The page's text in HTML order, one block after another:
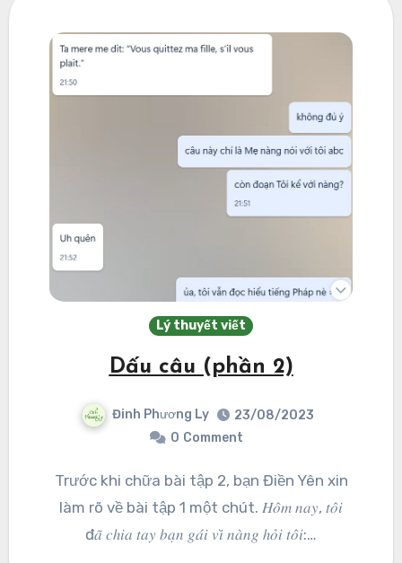
Lý thuyết viết
Dấu câu (phần 2)
Đinh Phương Ly
23/08/2023
0 Comment
Trước khi chữa bài tập 2, bạn Điền Yên xin
làm rõ về bài tập 1 một chút. 𝐻𝑜̂𝑚 𝑛𝑎𝑦, 𝑡𝑜̂𝑖
đ𝑎̃ 𝑐ℎ𝑖𝑎 𝑡𝑎𝑦 𝑏𝑎̣𝑛 𝑔𝑎́𝑖 𝑣𝑖̀ 𝑛𝑎̀𝑛𝑔 ℎ𝑜̉𝑖 𝑡𝑜̂𝑖:…